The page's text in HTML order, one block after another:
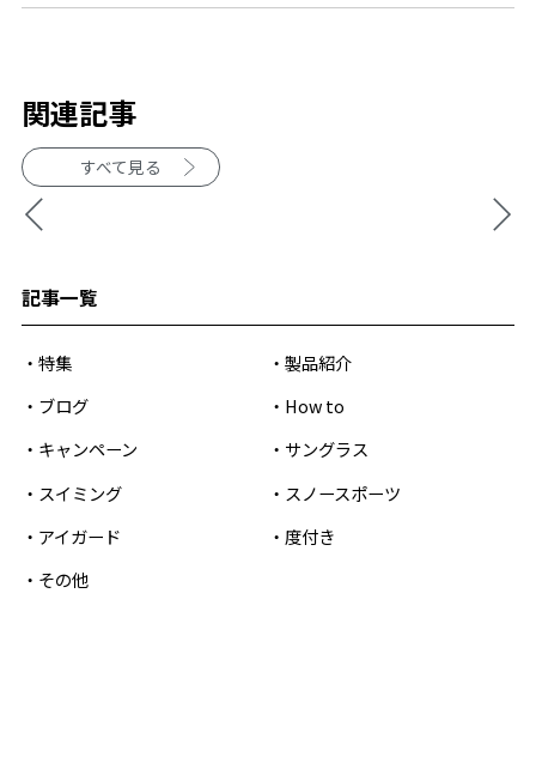
関連記事
すべて見る
記事一覧
特集
製品紹介
ブログ
How to
キャンペーン
サングラス
スイミング
スノースポーツ
アイガード
度付き
その他